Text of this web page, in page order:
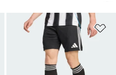
Op verlanglijst zetten